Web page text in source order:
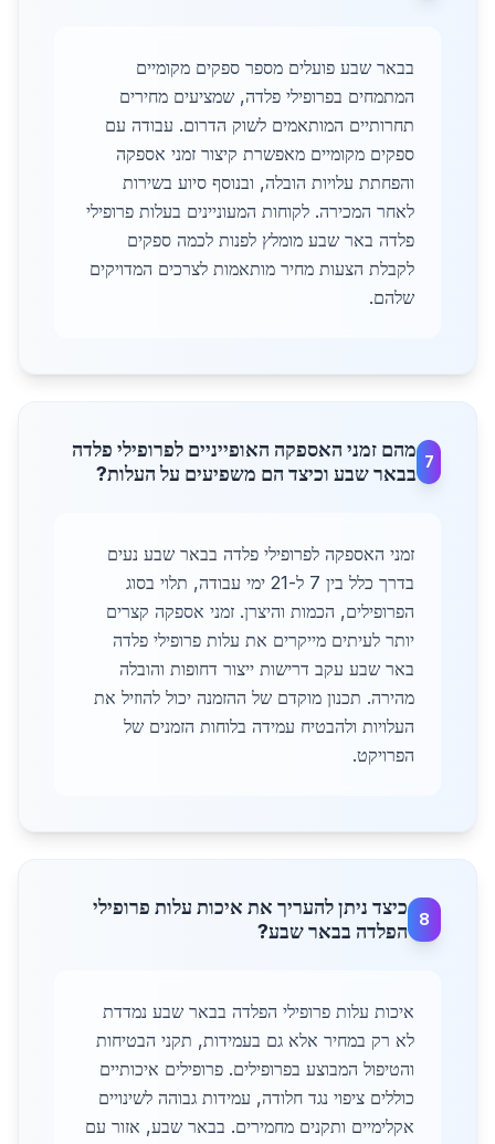
בבאר שבע פועלים מספר ספקים מקומיים
המתמחים בפרופילי פלדה, שמציעים מחירים
תחרותיים המותאמים לשוק הדרום. עבודה עם
ספקים מקומיים מאפשרת קיצור זמני אספקה
והפחתת עלויות הובלה, ובנוסף סיוע בשירות
לאחר המכירה. לקוחות המעוניינים בעלות פרופילי
פלדה באר שבע מומלץ לפנות לכמה ספקים
לקבלת הצעות מחיר מותאמות לצרכים המדויקים
שלהם.
7
מהם זמני האספקה האופייניים לפרופילי פלדה
בבאר שבע וכיצד הם משפיעים על העלות?
זמני האספקה לפרופילי פלדה בבאר שבע נעים
בדרך כלל בין 7 ל-21 ימי עבודה, תלוי בסוג
הפרופילים, הכמות והיצרן. זמני אספקה קצרים
יותר לעיתים מייקרים את עלות פרופילי פלדה
באר שבע עקב דרישות ייצור דחופות והובלה
מהירה. תכנון מוקדם של ההזמנה יכול להוזיל את
העלויות ולהבטיח עמידה בלוחות הזמנים של
הפרויקט.
8
כיצד ניתן להעריך את איכות עלות פרופילי
הפלדה בבאר שבע?
איכות עלות פרופילי הפלדה בבאר שבע נמדדת
לא רק במחיר אלא גם בעמידות, תקני הבטיחות
והטיפול המבוצע בפרופילים. פרופילים איכותיים
כוללים ציפוי נגד חלודה, עמידות גבוהה לשינויים
אקלימיים ותקנים מחמירים. בבאר שבע, אזור עם